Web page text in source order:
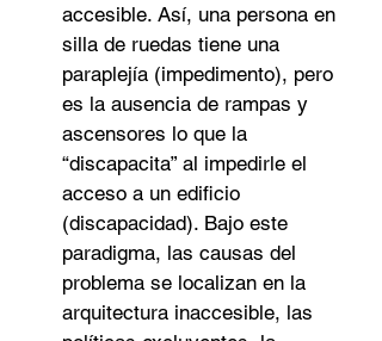
accesible. Así, una persona en
silla de ruedas tiene una
paraplejía (impedimento), pero
es la ausencia de rampas y
ascensores lo que la
“discapacita” al impedirle el
acceso a un edificio
(discapacidad). Bajo este
paradigma, las causas del
problema se localizan en la
arquitectura inaccesible, las